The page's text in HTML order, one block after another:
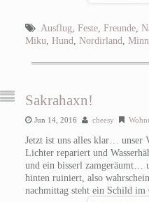
Ausflug, Feste, Freunde,
Miku, Hund, Nordirland,
Sakrahaxn!
Jun 14, 2016 cheesy
Jetzt ist uns alles klar… unser
Lichter repariert und
und ein bisserl zamgeräumt…
hinten ruiniert, also
nachmittag steht ein Schild im